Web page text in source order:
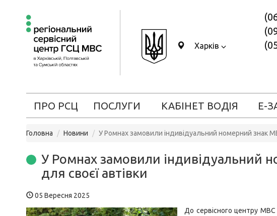
Харків
ПРО РСЦ ПОСЛУГИ КАБІНЕТ ВОДІЯ Е-
Головна Новини У Ромнах замовили індивідуальний номерний знак
У Ромнах замовили індивідуальний
для своєї автівки
05 Вересня 2025
До сервісного центру